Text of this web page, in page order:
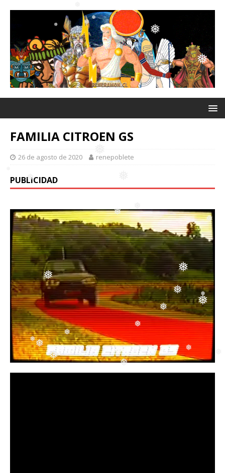
❅
❅
❅
❅
❅
❅ ❅
❅
❅
❅
❅
❅
❅
❅
❅
❅
❅
❅
FAMILIA CITROEN GS
26 de agosto de 2020 renepoblete
PUBLICIDAD